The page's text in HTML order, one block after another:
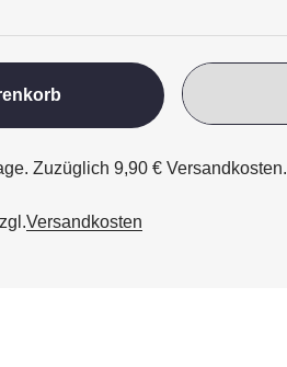
Zuzüglich 9,90 € Versandkosten.
Versandkosten